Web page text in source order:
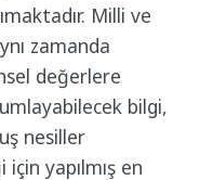
Milli ve
zamanda
değerlere
bilgi,
nesiller
yapılmış en